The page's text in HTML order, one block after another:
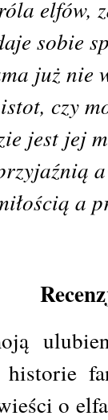
elfów,
sobie
już nie
czy
jest jej
a
o